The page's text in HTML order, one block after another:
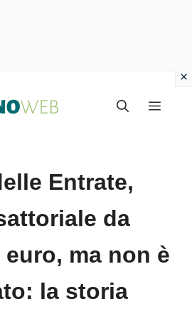
Menu
Entrate,
da
ma non è
la storia